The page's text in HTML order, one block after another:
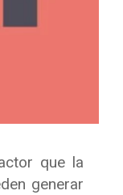
que la
generar